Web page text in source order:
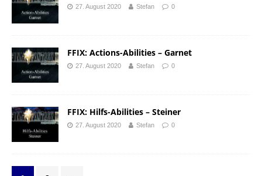
27. August 2020 Stefan 0
FFIX: Actions-Abilities – Garnet
27. August 2020 Stefan 0
FFIX: Hilfs-Abilities – Steiner
27. August 2020 Stefan 0